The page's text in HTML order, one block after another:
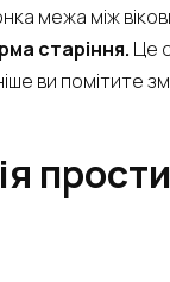
межа між
старіння. Це
ви помітите